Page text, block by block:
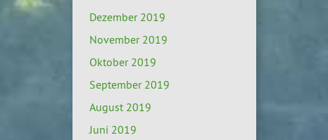
Dezember 2019
November 2019
Oktober 2019
September 2019
August 2019
Juni 2019